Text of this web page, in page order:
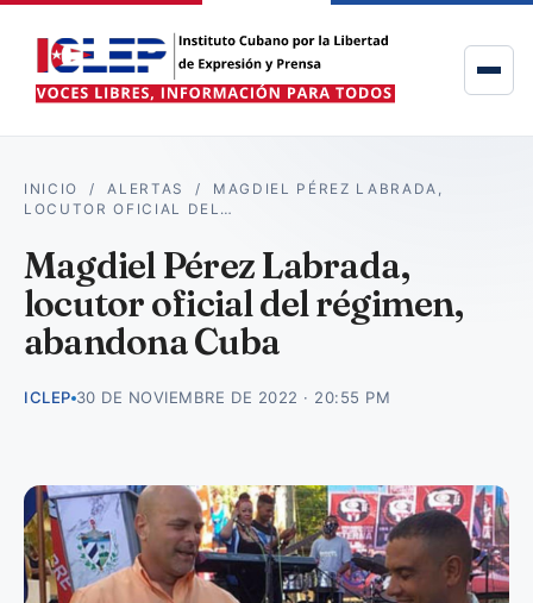
INICIO /ALERTAS / MAGDIEL PÉREZ LABRADA,
LOCUTOR OFICIAL DEL…
Magdiel Pérez Labrada,
locutor oficial del régimen,
abandona Cuba
ICLEP 30 DE NOVIEMBRE DE 2022 · 20:55 PM